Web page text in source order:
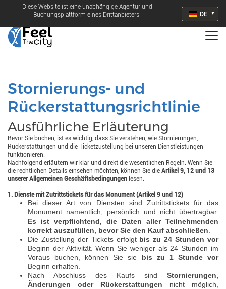
Diese Website ist eine unabhängige Agentur und
Buchungsplattform eines Drittanbieters.
DE
Stornierungs- und
Rückerstattungsrichtlinie
Ausführliche Erläuterung
Bevor Sie buchen, ist es wichtig, dass Sie verstehen, wie Stornierungen,
Rückerstattungen und die Ticketzustellung bei unseren Dienstleistungen
funktionieren.
Nachfolgend erläutern wir klar und direkt die wesentlichen Regeln. Wenn Sie
die rechtlichen Details einsehen möchten, können Sie die Artikel 9, 12 und 13
unserer Allgemeinen Geschäftsbedingungen lesen.
1. Dienste mit Zutrittstickets für das Monument (Artikel 9 und 12)
Bei dieser Art von Diensten sind Zutrittstickets für das
Monument namentlich, persönlich und nicht übertragbar.
Es ist verpflichtend, die Daten aller Teilnehmenden
korrekt auszufüllen, bevor Sie den Kauf abschließen.
Die Zustellung der Tickets erfolgt bis zu 24 Stunden vor
Beginn der Aktivität. Wenn Sie weniger als 24 Stunden im
Voraus buchen, können Sie sie
bis zu 1 Stunde vor
Beginn erhalten.
Nach Abschluss des Kaufs sind Stornierungen,
Änderungen oder Rückerstattungen nicht möglich,